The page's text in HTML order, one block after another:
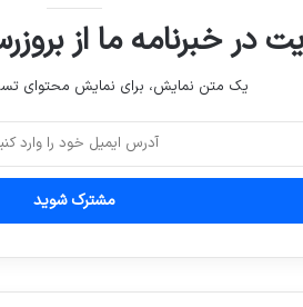
در خبرنامه ما از
یک متن نمایش، برای نمایش محتوای